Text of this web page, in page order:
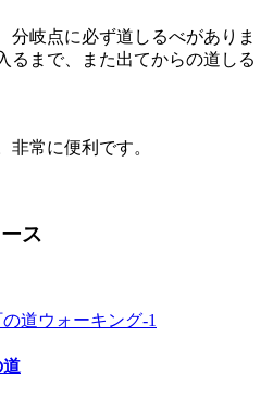
岐点に必ず道しるべがありま
るまで、また出てからの道しる
常に便利です。
ス
道